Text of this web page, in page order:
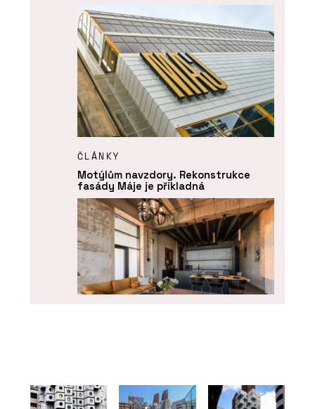
ČLÁNKY
Motýlům navzdory. Rekonstrukce
fasády Máje je příkladná
luxusní loftové bydlení s
autovýtahem a výhledem na Prahu